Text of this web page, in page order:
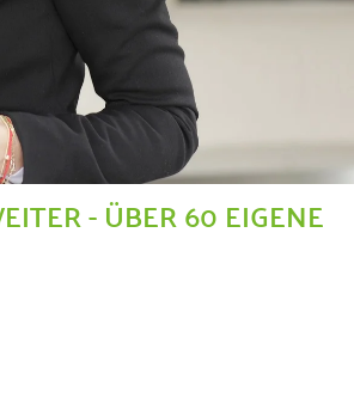
- ÜBER 60 EIGENE